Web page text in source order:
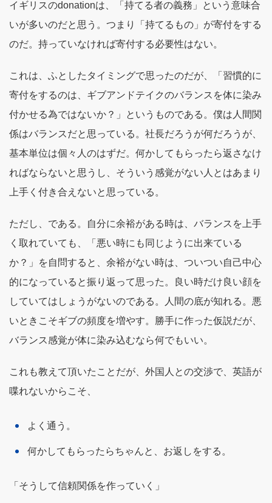
イギリスのdonationは、「持てる者の義務」という意味合
いが多いのだと思う。つまり「持てるもの」が寄付をする
のだ。持っていなければ寄付する必要性はない。
これは、ふとしたタイミングで思ったのだが、「習慣的に
寄付をするのは、ギブアンドテイクのバランスを体に染み
付かせる為ではないか？」というものである。僕は人間関
係はバランスだと思っている。社長だろうが何だろうが、
基本単位は個々人のはずだ。何かしてもらったら返さなけ
ればならないと思うし、そういう感覚がない人とはあまり
上手く付き合えないと思っている。
ただし、である。自分に余裕がある時は、バランスを上手
く取れていても、「悪い時にも同じように出来ている
か？」を自問すると、余裕がない時は、ついつい自己中心
的になっていると振り返って思った。良い時だけ良い顔を
していてはしょうがないのである。人間の底が知れる。悪
いときこそギブの頻度を増やす。勝手に作った仮説だが、
バランス感覚が体に染み込むなら何でもいい。
これも教えて頂いたことだが、外国人との交渉で、英語が
喋れないからこそ、
よく通う。
何かしてもらったらちゃんと、お返しをする。
「そうして信頼関係を作っていく」